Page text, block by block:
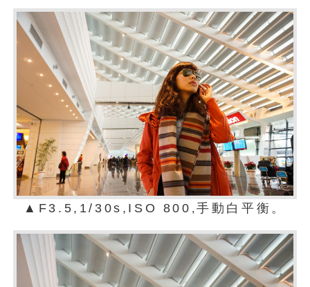
▲F3.5,1/30s,ISO 800 ,手動白平衡。